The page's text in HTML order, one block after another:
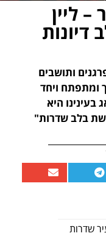
ליין
דיונות
ותושבים
ומתפתח ויחד
היא
בלב שדרות"
שדרות